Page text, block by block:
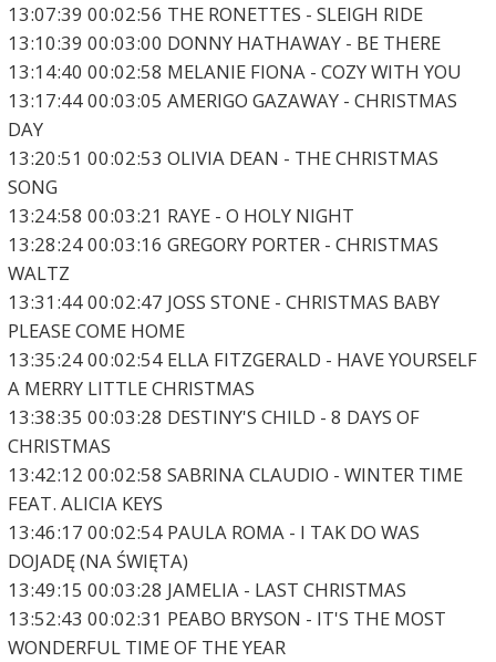
13:07:39 00:02:56 THE RONETTES - SLEIGH RIDE
13:10:39 00:03:00 DONNY HATHAWAY - BE THERE
13:14:40 00:02:58 MELANIE FIONA - COZY WITH YOU
13:17:44 00:03:05 AMERIGO GAZAWAY - CHRISTMAS
DAY
13:20:51 00:02:53 OLIVIA DEAN - THE CHRISTMAS
SONG
13:24:58 00:03:21 RAYE - O HOLY NIGHT
13:28:24 00:03:16 GREGORY PORTER - CHRISTMAS
WALTZ
13:31:44 00:02:47 JOSS STONE - CHRISTMAS BABY
PLEASE COME HOME
13:35:24 00:02:54 ELLA FITZGERALD - HAVE YOURSELF
A MERRY LITTLE CHRISTMAS
13:38:35 00:03:28 DESTINY'S CHILD - 8 DAYS OF
CHRISTMAS
13:42:12 00:02:58 SABRINA CLAUDIO - WINTER TIME
FEAT. ALICIA KEYS
13:46:17 00:02:54 PAULA ROMA - I TAK DO WAS
DOJADĘ (NA ŚWIĘTA)
13:49:15 00:03:28 JAMELIA - LAST CHRISTMAS
13:52:43 00:02:31 PEABO BRYSON - IT'S THE MOST
WONDERFUL TIME OF THE YEAR